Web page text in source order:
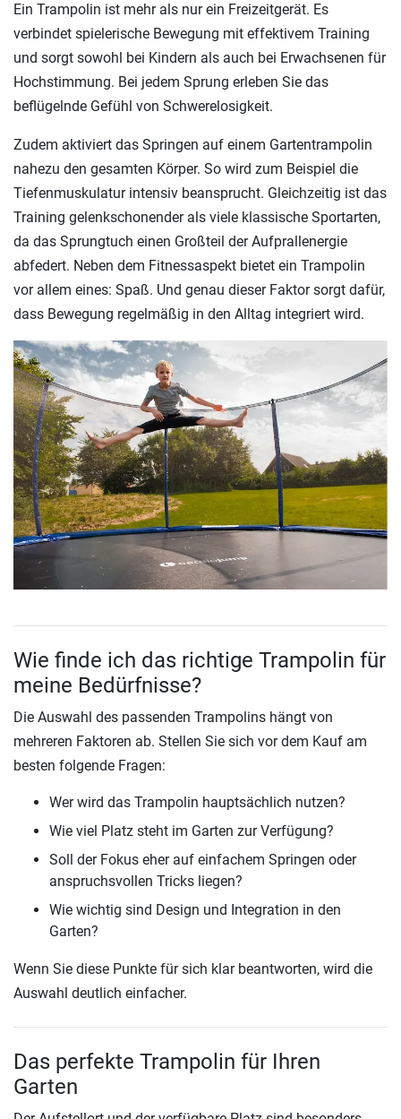
Ein Trampolin ist mehr als nur ein Freizeitgerät. Es
verbindet spielerische Bewegung mit effektivem Training
und sorgt sowohl bei Kindern als auch bei Erwachsenen für
Hochstimmung. Bei jedem Sprung erleben Sie das
beflügelnde Gefühl von Schwerelosigkeit.
Zudem aktiviert das Springen auf einem Gartentrampolin
nahezu den gesamten Körper. So wird zum Beispiel die
Tiefenmuskulatur intensiv beansprucht. Gleichzeitig ist das
Training gelenkschonender als viele klassische Sportarten,
da das Sprungtuch einen Großteil der Aufprallenergie
abfedert. Neben dem Fitnessaspekt bietet ein Trampolin
vor allem eines: Spaß. Und genau dieser Faktor sorgt dafür,
dass Bewegung regelmäßig in den Alltag integriert wird.
Wie finde ich das richtige Trampolin für
meine Bedürfnisse?
Die Auswahl des passenden Trampolins hängt von
mehreren Faktoren ab. Stellen Sie sich vor dem Kauf am
besten folgende Fragen:
Wer wird das Trampolin hauptsächlich nutzen?
Wie viel Platz steht im Garten zur Verfügung?
Soll der Fokus eher auf einfachem Springen oder
anspruchsvollen Tricks liegen?
Wie wichtig sind Design und Integration in den
Garten?
Wenn Sie diese Punkte für sich klar beantworten, wird die
Auswahl deutlich einfacher.
Das perfekte Trampolin für Ihren
Garten